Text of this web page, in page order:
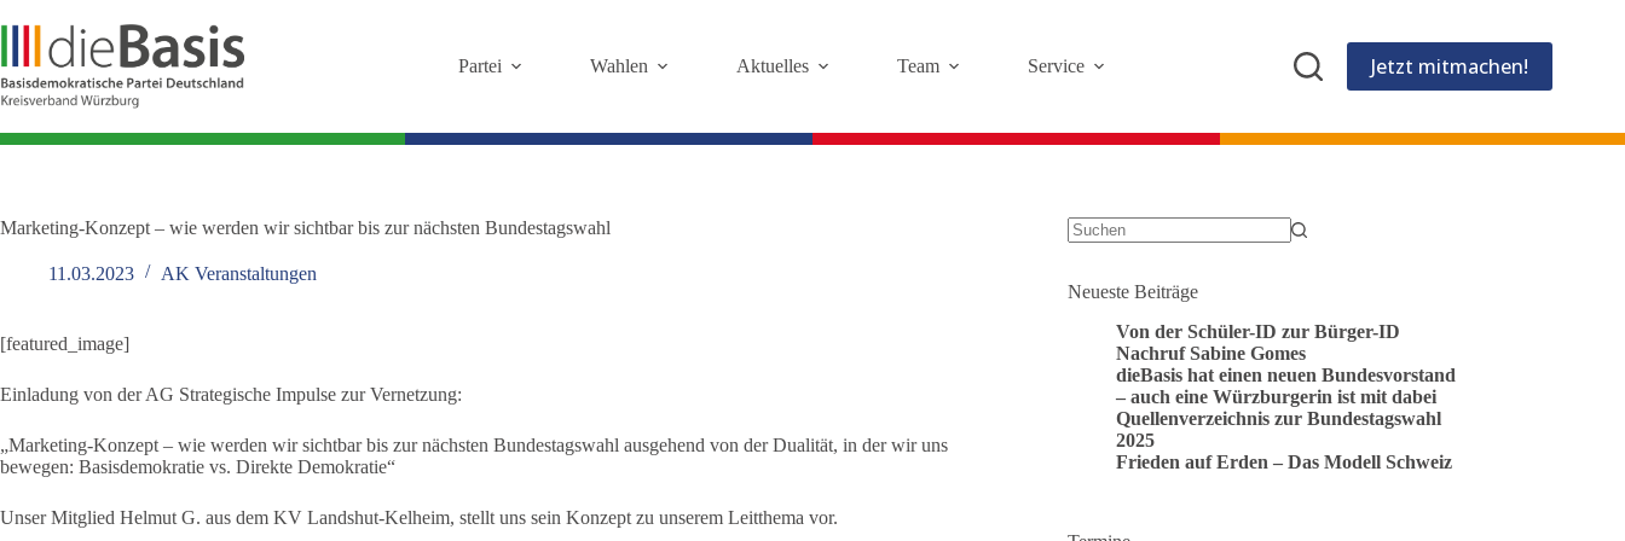
Inhalt
springen
Partei Wahlen Aktuelles Team Service Jetzt mitmachen!
Marketing-Konzept – wie werden wir sichtbar bis zur nächsten Bundestagswahl
11.03.2023 AK Veranstaltungen
[featured_image]
Einladung von der AG Strategische Impulse zur Vernetzung:
„Marketing-Konzept – wie werden wir sichtbar bis zur nächsten Bundestagswahl ausgehend von der Dualität, in der wir uns
bewegen: Basisdemokratie vs. Direkte Demokratie“
Unser Mitglied Helmut G. aus dem KV Landshut-Kelheim, stellt uns sein Konzept zu unserem Leitthema vor.
Neueste Beiträge
Von der Schüler-ID zur Bürger-ID
Nachruf Sabine Gomes
dieBasis hat einen neuen Bundesvorstand
– auch eine Würzburgerin ist mit dabei
Quellenverzeichnis zur Bundestagswahl
2025
Frieden auf Erden – Das Modell Schweiz